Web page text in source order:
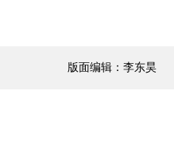
版面编辑：李东昊